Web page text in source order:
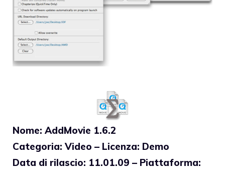
Nome: AddMovie 1.6.2
Categoria: Video – Licenza: Demo
Data di rilascio: 11.01.09 – Piattaforma: